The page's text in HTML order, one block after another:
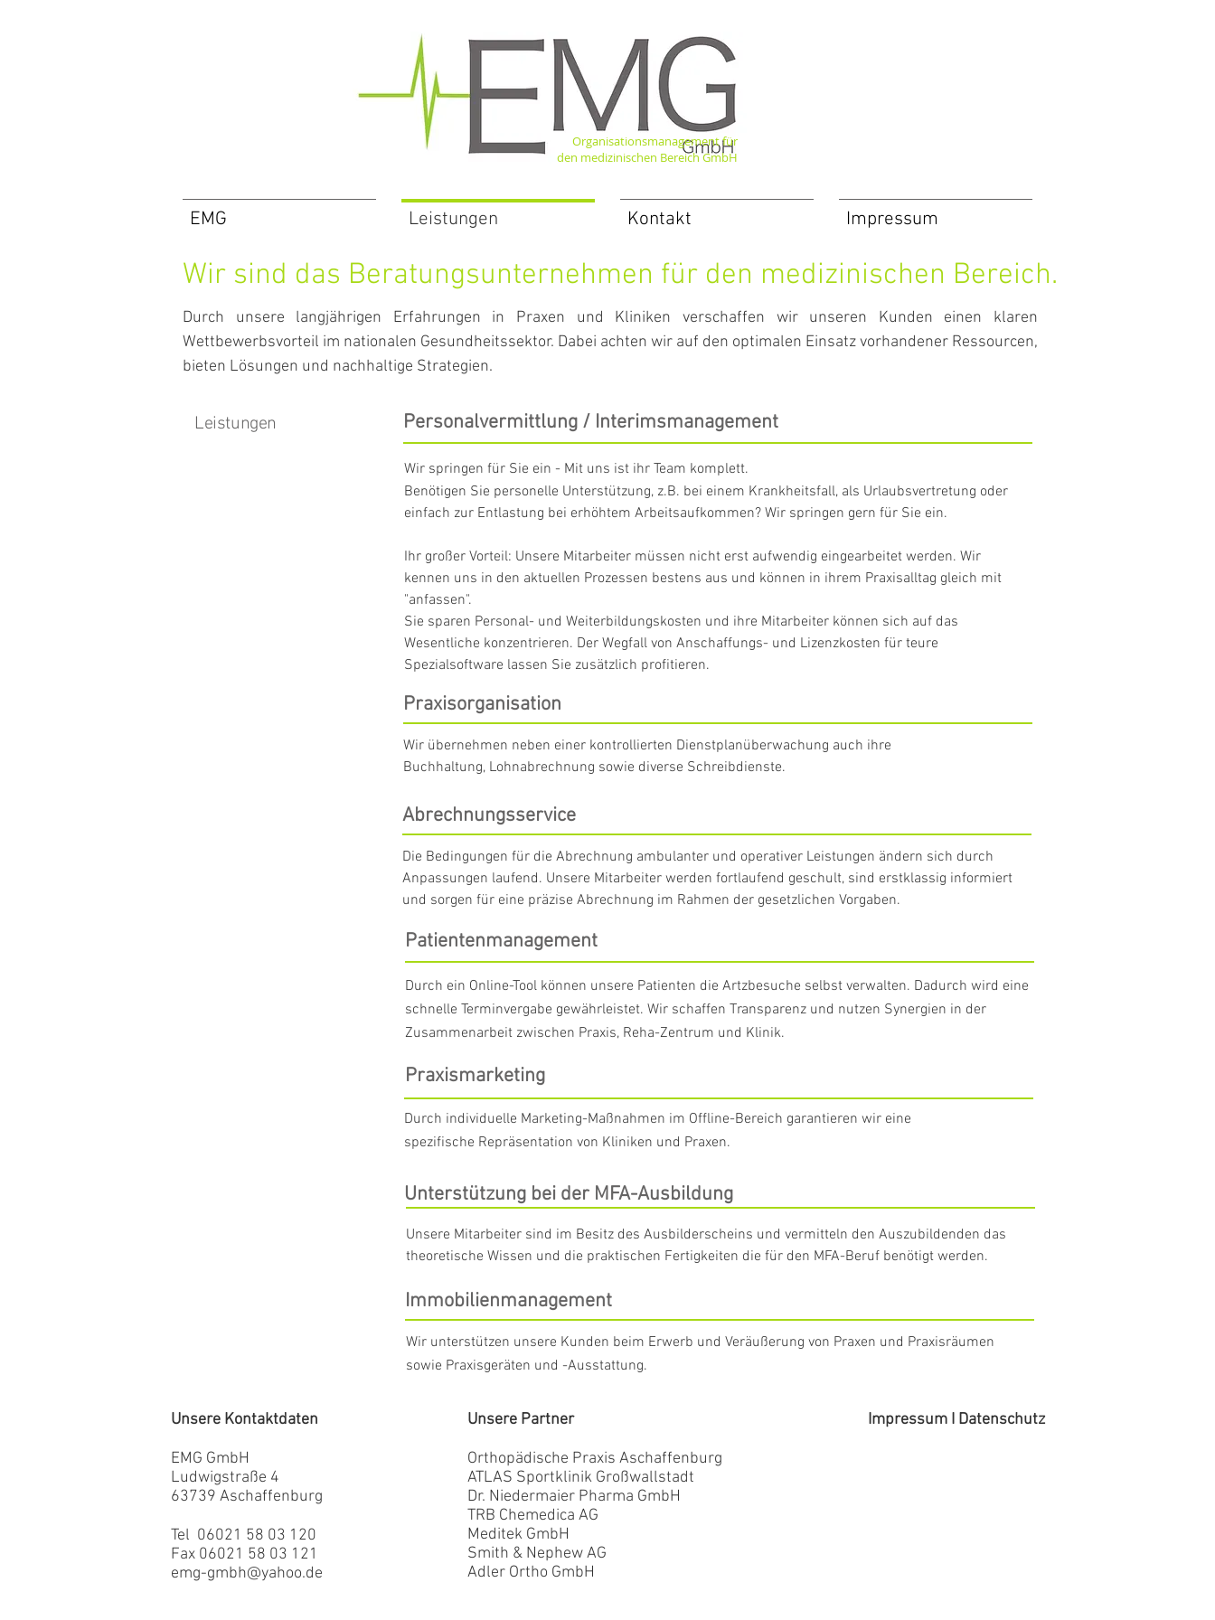
Organisationsmanagement für
den medizinischen Bereich GmbH
Wir sind das Beratungsunternehmen für den medizinischen Bereich.
Durch unsere langjährigen Erfahrungen in Praxen und Kliniken verschaffen wir unseren Kunden einen klaren
Wettbewerbsvorteil im nationalen Gesundheitssektor. Dabei achten wir auf den optimalen Einsatz vorhandener Ressourcen,
bieten Lösungen und nachhaltige Strategien.
Leistungen Personalvermittlung / Interimsmanagement
Wir springen für Sie ein - Mit uns ist ihr Team komplett.
Benötigen Sie personelle Unterstützung, z.B. bei einem Krankheitsfall, als Urlaubsvertretung oder
einfach zur Entlastung bei erhöhtem Arbeitsaufkommen? Wir springen gern für Sie ein.
Ihr großer Vorteil: Unsere Mitarbeiter müssen nicht erst aufwendig eingearbeitet werden. Wir
kennen uns in den aktuellen Prozessen bestens aus und können in ihrem Praxisalltag gleich mit
"anfassen".
Sie sparen Personal- und Weiterbildungskosten und ihre Mitarbeiter können sich auf das
Wesentliche konzentrieren. Der Wegfall von Anschaffungs- und Lizenzkosten für teure
Spezialsoftware lassen Sie zusätzlich profitieren.
Praxisorganisation
Wir übernehmen neben einer kontrollierten Dienstplanüberwachung auch ihre
Buchhaltung, Lohnabrechnung sowie diverse Schreibdienste.
Patientenmanagement
Abrechnungsservice
Die Bedingungen für die Abrechnung ambulanter und operativer Leistungen ändern sich durch
Anpassungen laufend. Unsere Mitarbeiter werden fortlaufend geschult, sind erstklassig informiert
und sorgen für eine präzise Abrechnung im Rahmen der gesetzlichen Vorgaben.
Durch ein Online-Tool können unsere Patienten die Artzbesuche selbst verwalten. Dadurch wird eine
schnelle Terminvergabe gewährleistet. Wir schaffen Transparenz und nutzen Synergien in der
Zusammenarbeit zwischen Praxis, Reha-Zentrum und Klinik.
Praxismarketing
Durch individuelle Marketing-Maßnahmen im Offline-Bereich garantieren wir eine
spezifische Repräsentation von Kliniken und Praxen.
Unterstützung bei der MFA-Ausbildung
Unsere Mitarbeiter sind im Besitz des Ausbilderscheins und vermitteln den Auszubildenden das
theoretische Wissen und die praktischen Fertigkeiten die für den MFA-Beruf benötigt werden.
Immobilienmanagement
Wir unterstützen unsere Kunden beim Erwerb und Veräußerung von Praxen und Praxisräumen
sowie Praxisgeräten und -Ausstattung.
EMG Leistungen Kontakt Impressum
Unsere Kontaktdaten
EMG GmbH
Ludwigstraße 4
63739 Aschaffenburg
Tel 06021 58 03 120
Fax 06021 58 03 121
emg-gmbh@yahoo.de
Unsere Partner
Orthopädische Praxis Aschaffenburg
ATLAS Sportklinik Großwallstadt
Dr. Niedermaier Pharma GmbH
TRB Chemedica AG
Meditek GmbH
Smith & Nephew AG
Adler Ortho GmbH
Impressum I Datenschutz